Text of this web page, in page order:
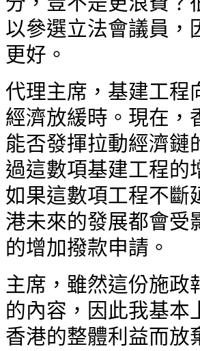
以參選立法會議員，
更好。
代理主席，基建工程
經濟放緩時。現在，
能否發揮拉動經濟鏈
過這數項基建工程的
如果這數項工程不斷
港未來的發展都會受
的增加撥款申請。
主席，雖然這份施政
的內容，因此我基本
香港的整體利益而放